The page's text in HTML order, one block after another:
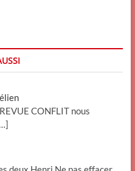
CONFLIT nous